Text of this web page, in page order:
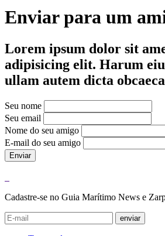
Enviar para um
Lorem ipsum dolor sit
adipisicing elit. Harum
ullam autem dicta
Seu nome
Seu email
Nome do seu amigo
E-mail do seu amigo
Enviar
Cadastre-se no Guia Marítimo News e
enviar